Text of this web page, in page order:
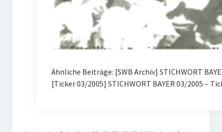
Ähnliche Beiträge: [SWB Archiv] STICHWORT
[Ticker 03/2005] STICHWORT BAYER 03/2005 –